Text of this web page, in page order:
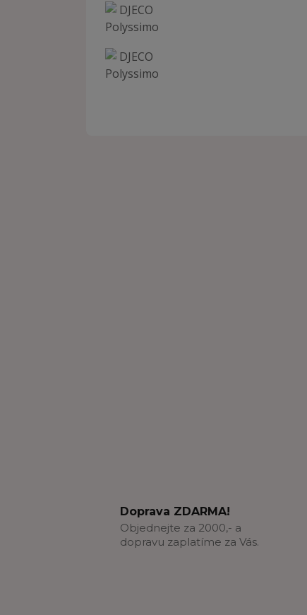
Doprava ZDARMA!
Objednejte za 2000,- a
dopravu zaplatíme za Vás.